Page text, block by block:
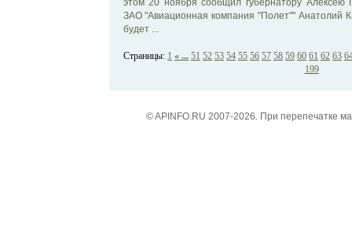
ЗАО "Авиационная компания "Полет"" Анатолий
будет ...
Страницы: 1 « ... 51 52 53 54 55 56 57 58 59 60 61 62 63
199
© APINFO.RU 2007-2026. При перепечатке